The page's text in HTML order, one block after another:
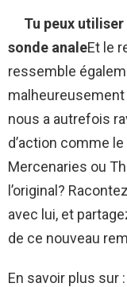
Tu peux utiliser
sonde analeEt le
ressemble
nous a autrefois
d’action comme
Mercenaries ou
l’original?
avec lui, et
de ce nouveau
En savoir plus sur